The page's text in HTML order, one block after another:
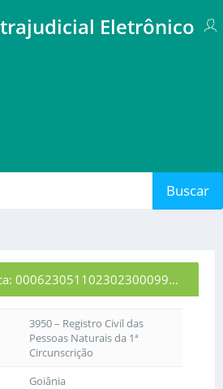
Eletrônico
Buscar
Resultado da Busca: 00062305110230230009920
3950 – Registro Civil das
Pessoas Naturais da 1ª
Circunscrição
Goiânia